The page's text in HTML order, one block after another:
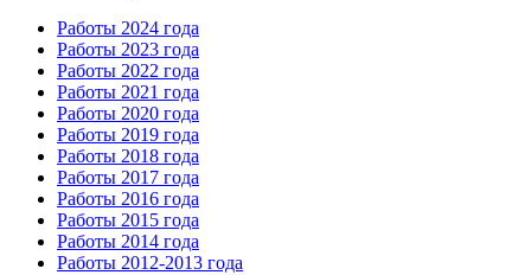
Работы 2024 года
Работы 2023 года
Работы 2022 года
Работы 2021 года
Работы 2020 года
Работы 2019 года
Работы 2018 года
Работы 2017 года
Работы 2016 года
Работы 2015 года
Работы 2014 года
Работы 2012-2013 года